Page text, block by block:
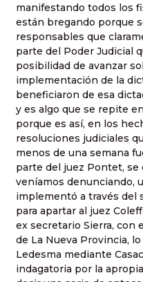
manifestando todos los
están bregando porque
responsables que
parte del Poder Judicial
posibilidad de avanzar
implementación de la
beneficiaron de esa
y es algo que se repite
porque es así, en los
resoluciones judiciales
menos de una semana
parte del juez Pontet, se
veníamos denunciando,
implementó a través del
para apartar al juez
ex secretario Sierra, con
de La Nueva Provincia,
Ledesma mediante
indagatoria por la